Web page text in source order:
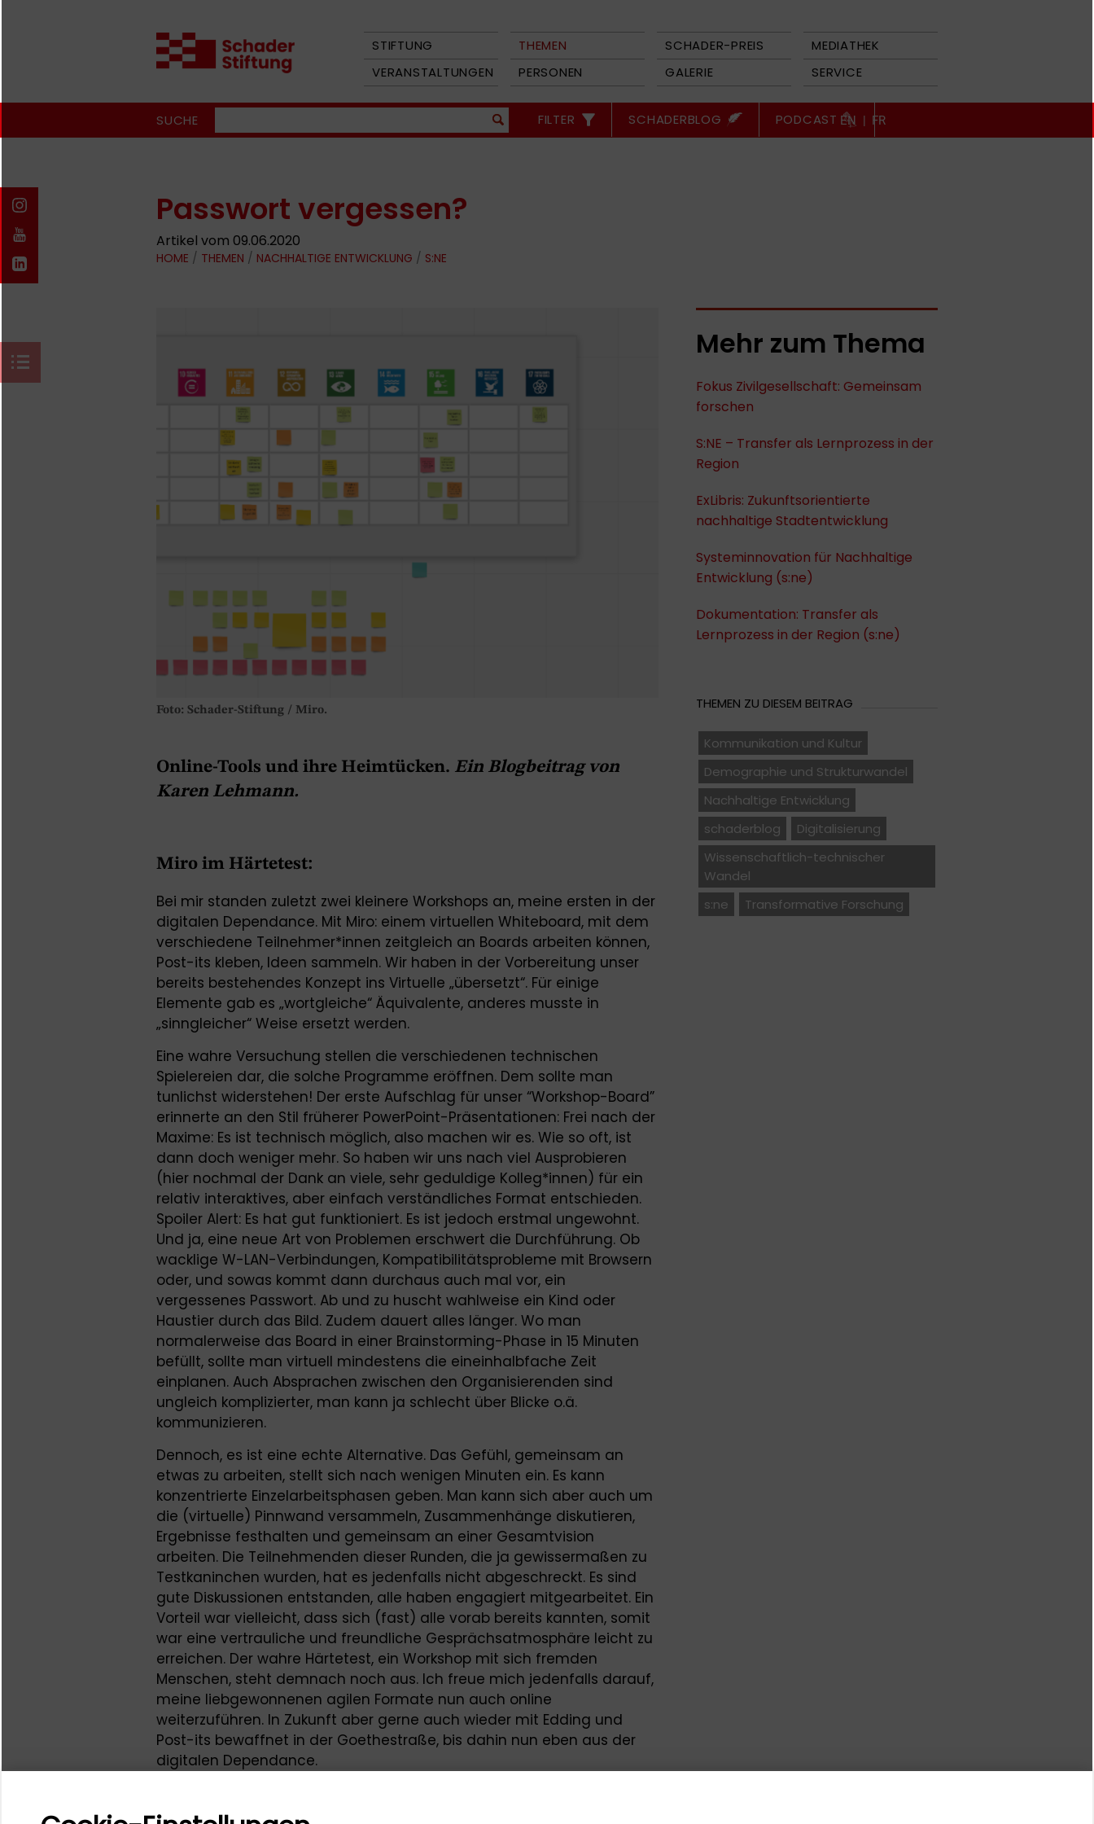
STIFTUNG THEMEN SCHADER-PREIS
MEDIATHEK
VERANSTALTUNGEN
PERSONEN GALERIE SERVICE
SUCHE FILTER SCHADERBLOG PODCAST EN | FR
Passwort vergessen?
Artikel vom 09.06.2020
HOME / THEMEN / NACHHALTIGE ENTWICKLUNG / S:NE
Foto: Schader-Stiftung / Miro.
Online-Tools und ihre Heimtücken. Ein Blogbeitrag von
Karen Lehmann.
Miro im Härtetest:
Bei mir standen zuletzt zwei kleinere Workshops an, meine ersten in der
digitalen Dependance. Mit Miro: einem virtuellen Whiteboard, mit dem
verschiedene Teilnehmer*innen zeitgleich an Boards arbeiten können,
Post-its kleben, Ideen sammeln. Wir haben in der Vorbereitung unser
bereits bestehendes Konzept ins Virtuelle „übersetzt“. Für einige
Elemente gab es „wortgleiche“ Äquivalente, anderes musste in
„sinngleicher“ Weise ersetzt werden.
Eine wahre Versuchung stellen die verschiedenen technischen
Spielereien dar, die solche Programme eröffnen. Dem sollte man
tunlichst widerstehen! Der erste Aufschlag für unser “Workshop-Board”
erinnerte an den Stil früherer PowerPoint-Präsentationen: Frei nach der
Maxime: Es ist technisch möglich, also machen wir es. Wie so oft, ist
dann doch weniger mehr. So haben wir uns nach viel Ausprobieren
(hier nochmal der Dank an viele, sehr geduldige Kolleg*innen) für ein
relativ interaktives, aber einfach verständliches Format entschieden.
Spoiler Alert: Es hat gut funktioniert. Es ist jedoch erstmal ungewohnt.
Und ja, eine neue Art von Problemen erschwert die Durchführung. Ob
wacklige W-LAN-Verbindungen, Kompatibilitätsprobleme mit Browsern
oder, und sowas kommt dann durchaus auch mal vor, ein
vergessenes Passwort. Ab und zu huscht wahlweise ein Kind oder
Haustier durch das Bild. Zudem dauert alles länger. Wo man
normalerweise das Board in einer Brainstorming-Phase in 15 Minuten
befüllt, sollte man virtuell mindestens die eineinhalbfache Zeit
einplanen. Auch Absprachen zwischen den Organisierenden sind
ungleich komplizierter, man kann ja schlecht über Blicke o.ä.
kommunizieren.
Dennoch, es ist eine echte Alternative. Das Gefühl, gemeinsam an
etwas zu arbeiten, stellt sich nach wenigen Minuten ein. Es kann
konzentrierte Einzelarbeitsphasen geben. Man kann sich aber auch um
die (virtuelle) Pinnwand versammeln, Zusammenhänge diskutieren,
Ergebnisse festhalten und gemeinsam an einer Gesamtvision
arbeiten. Die Teilnehmenden dieser Runden, die ja gewissermaßen zu
Testkaninchen wurden, hat es jedenfalls nicht abgeschreckt. Es sind
gute Diskussionen entstanden, alle haben engagiert mitgearbeitet. Ein
Vorteil war vielleicht, dass sich (fast) alle vorab bereits kannten, somit
war eine vertrauliche und freundliche Gesprächsatmosphäre leicht zu
erreichen. Der wahre Härtetest, ein Workshop mit sich fremden
Menschen, steht demnach noch aus. Ich freue mich jedenfalls darauf,
meine liebgewonnenen agilen Formate nun auch online
weiterzuführen. In Zukunft aber gerne auch wieder mit Edding und
Post-its bewaffnet in der Goethestraße, bis dahin nun eben aus der
digitalen Dependance.
Mehr zum Thema
Fokus Zivilgesellschaft: Gemeinsam
forschen
S:NE – Transfer als Lernprozess in der
Region
ExLibris: Zukunftsorientierte
nachhaltige Stadtentwicklung
Systeminnovation für Nachhaltige
Entwicklung (s:ne)
Dokumentation: Transfer als
Lernprozess in der Region (s:ne)
THEMEN ZU DIESEM BEITRAG
Kommunikation und Kultur
Demographie und Strukturwandel
Nachhaltige Entwicklung
schaderblog
Digitalisierung
Wissenschaftlich-technischer
Wandel
s:ne
Transformative Forschung